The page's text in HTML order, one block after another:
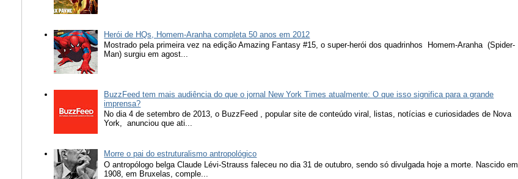
Herói de HQs, Homem-Aranha completa 50 anos em 2012
Mostrado pela primeira vez na edição Amazing Fantasy #15, o super-herói dos quadrinhos Homem-Aranha (Spider-
Man) surgiu em agost...
BuzzFeed tem mais audiência do que o jornal New York Times atualmente: O que isso significa para a grande
imprensa?
No dia 4 de setembro de 2013, o BuzzFeed , popular site de conteúdo viral, listas, notícias e curiosidades de Nova
York, anunciou que ati...
Morre o pai do estruturalismo antropológico
O antropólogo belga Claude Lévi-Strauss faleceu no dia 31 de outubro, sendo só divulgada hoje a morte. Nascido em
1908, em Bruxelas, comple...